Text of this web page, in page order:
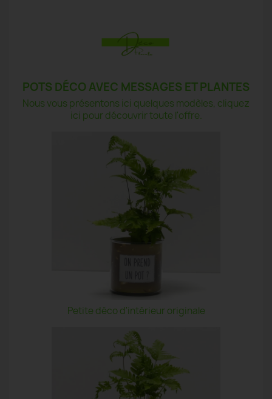
POTS DÉCO AVEC MESSAGES ET PLANTES
Nous vous présentons ici quelques modèles, cliquez
ici pour découvrir toute l'offre.
Petite déco d'intérieur originale